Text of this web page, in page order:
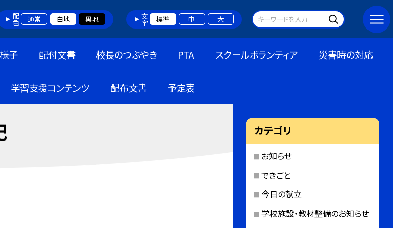
配色 通常 白地 黒地 文字 標準 中 大
子 配付文書 校長のつぶやき PTA スクールボランティア 災害時の対応
学習支援コンテンツ 配布文書 予定表
カテゴリ
お知らせ
できごと
今日の献立
学校施設・教材整備のお知らせ